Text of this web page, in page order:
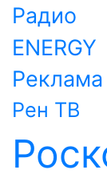
Радио
ENERGY
Реклама
Рен ТВ